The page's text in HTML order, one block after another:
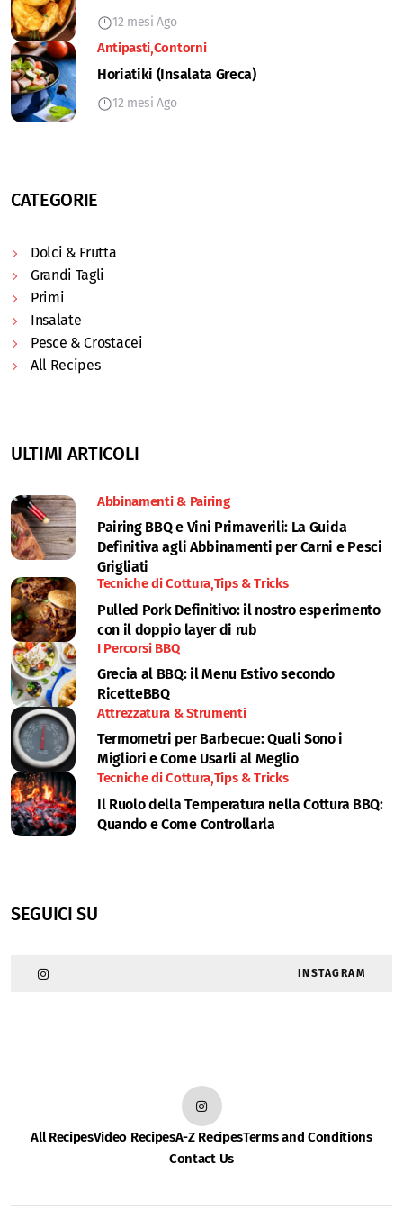
12 mesi Ago
Antipasti Contorni
Horiatiki (Insalata Greca)
12 mesi Ago
CATEGORIE
Dolci & Frutta
Grandi Tagli
Primi
Insalate
Pesce & Crostacei
All Recipes
ULTIMI ARTICOLI
Abbinamenti & Pairing
Pairing BBQ e Vini Primaverili: La Guida
Definitiva agli Abbinamenti per Carni e Pesci
Grigliati
Tecniche di Cottura Tips & Tricks
Pulled Pork Definitivo: il nostro esperimento
con il doppio layer di rub
I Percorsi BBQ
Grecia al BBQ: il Menu Estivo secondo
RicetteBBQ
Attrezzatura & Strumenti
Termometri per Barbecue: Quali Sono i
Migliori e Come Usarli al Meglio
Tecniche di Cottura Tips & Tricks
Il Ruolo della Temperatura nella Cottura BBQ:
Quando e Come Controllarla
SEGUICI SU
INSTAGRAM
All RecipesVideo RecipesA-Z RecipesTerms and Conditions
Contact Us